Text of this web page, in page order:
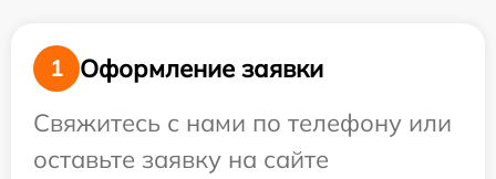
1
Оформление заявки
Свяжитесь с нами по телефону или
оставьте заявку на сайте